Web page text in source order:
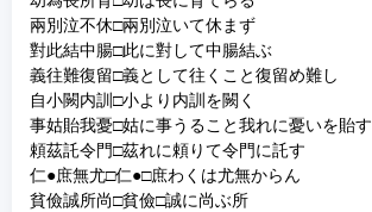
兩別泣不休□兩別泣いて休まず
對此結中腸□此に對して中腸結ぶ
義往難復留□義として往くこと復留め難し
自小闕内訓□小より内訓を闕く
事姑貽我憂□姑に事うること我れに憂いを貽す
頼茲託令門□茲れに頼りて令門に託す
仁●庶無尤□仁●□庶わくは尤無からん
貧儉誠所尚□貧儉□誠に尚ぶ所